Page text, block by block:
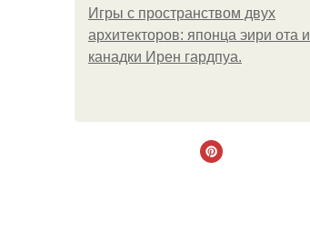
Игры с пространством двух
архитекторов: японца эири ота и
канадки Ирен гардпуа.